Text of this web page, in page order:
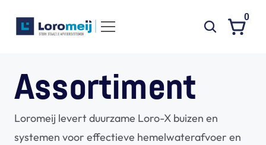
Assortiment
Loromeij levert duurzame Loro-X buizen en
systemen voor effectieve hemelwaterafvoer en
Producten
Projecten
Contact
0